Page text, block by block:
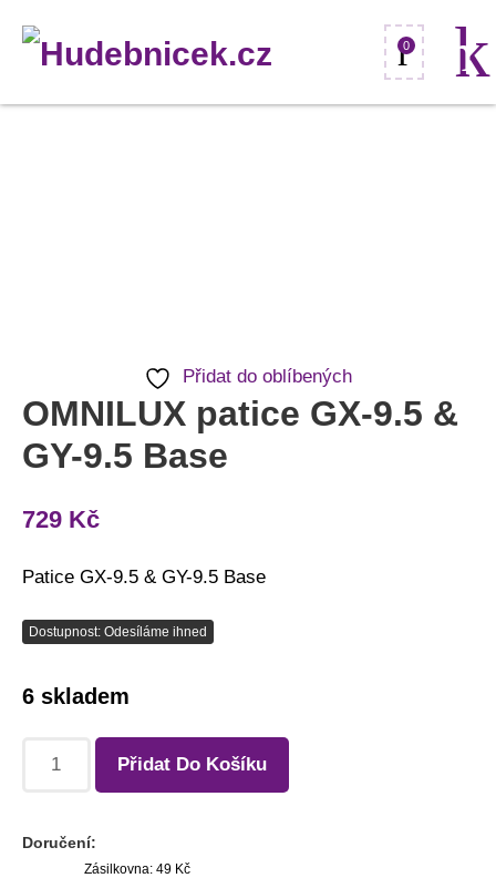
0
Přidat do oblíbených
OMNILUX patice GX-9.5 &
GY-9.5 Base
729 Kč
Patice GX-9.5 & GY-9.5 Base
Dostupnost: Odesíláme ihned
6 skladem
množství
Přidat Do Košíku
Doručení:
Zásilkovna: 49 Kč